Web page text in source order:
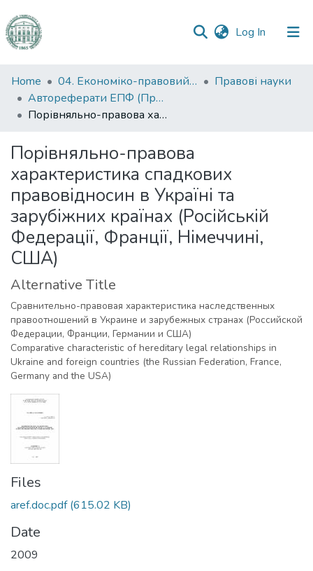
Log In (current)
Communities
&
Collections
Statistics
Home 04. Економіко-правовий факультет
Правові науки
Автореферати ЕПФ (Правові науки)
Порівняльно-правова характеристика спадкових правовідносин в Україні та зарубіжних країнах (Російській Федерації, Франції, Німеччині, США)
Порівняльно-правова
характеристика спадкових
правовідносин в Україні та
зарубіжних країнах (Російській
Федерації, Франції, Німеччині,
США)
Alternative Title
Сравнительно-правовая характеристика наследственных
правоотношений в Украине и зарубежных странах (Российской
Федерации, Франции, Германии и США)
Comparative characteristic of hereditary legal relationships in
Ukraine and foreign countries (the Russian Federation, France,
Germany and the USA)
Files
aref.doc.pdf(615.02 KB)
Date
2009